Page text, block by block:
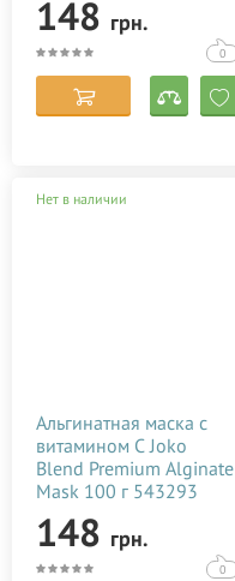
Corman Organyc
Ebrand
Kerastase
L'Erbolario
L'Oreal
LAINO
Lansinoh
148 грн.
0
Нет в наличии
Альгинатная маска с
витамином С Joko
Blend Premium Alginate
Mask 100 г 543293
148 грн.
0